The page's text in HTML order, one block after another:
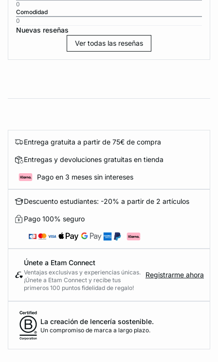
0
Comodidad
0
Nuevas reseñas
Ver todas las reseñas
Entrega gratuita a partir de 75€ de compra
Entregas y devoluciones gratuitas en tienda
Pago en 3 meses sin intereses
Descuento estudiantes: -20% a partir de 2 artículos
Pago 100% seguro
Únete a Etam Connect
Ventajas exclusivas y experiencias únicas.
¡Únete a Etam Connect y recibe tus
primeros 100 puntos fidelidad de regalo!
Registrarme ahora
La creación de lencería sostenible.
Un compromiso de marca a largo plazo.